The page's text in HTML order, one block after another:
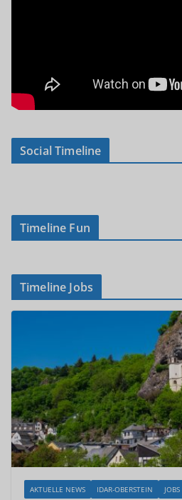
Social Timeline
Timeline Fun
Timeline Jobs
AKTUELLE NEWS IDAR-OBERSTEIN JOBS